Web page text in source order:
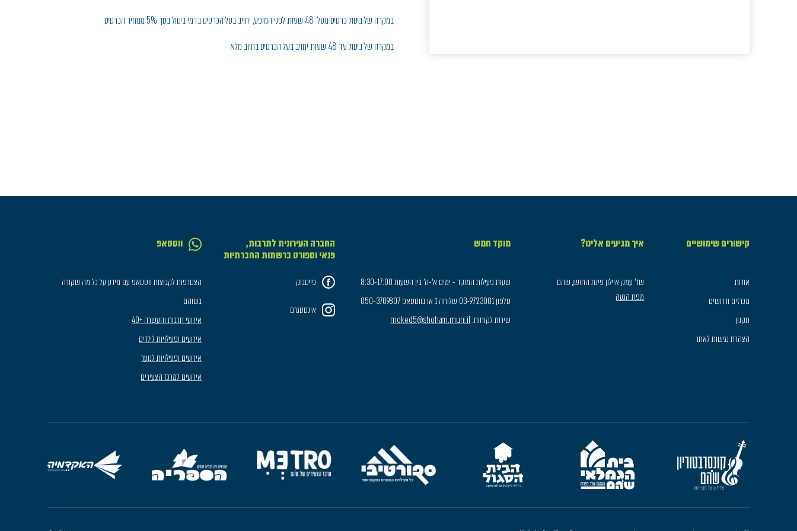
במקרה של ביטול כרטיס מעל 48 שעות לפני המופע, יחויב בעל הכרטיס בדמי ביטול בסך 5% ממחיר הכרטיס
במקרה של ביטול עד 48 שעות יחויב בעל הכרטיס בחיוב מלא
קישורים שימושיים
אודות
מכרזים ודרושים
תקנון
הצהרת נגישות לאתר
איך מגיעים אלינו?
שד׳ עמק איילון פינת החושן, שהם
מפת הגעה
מוקד חמש
שעות פעילות המוקד - ימים א'-ה' בין השעות 8:30-17:00
טלפון 03-9723001 שלוחה 1 או בווטסאפ 050-3709807
שירות לקוחות:moked5@shoham.muni.il
החברה העירונית לתרבות,
פנאי וספורט ברשתות החברתיות
פייסבוק
אינסטגרם
ווטסאפ
הצטרפות לקבוצות ווטסאפ עם מידע על כל מה שקורה
בשוהם
אירועי תרבות והעשרה +40
אירועים ופעילויות לילדים
אירועים ופעילויות לנוער
אירועים למרכז הצעירים